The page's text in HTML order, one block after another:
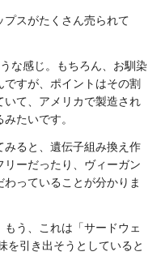
スがたくさん売られて
な感じ。もちろん、お馴染
すが、ポイントはその割
て、アメリカで製造され
たいです。
みると、遺伝子組み換え作
ーだったり、ヴィーガン
っていることが分かりま
う、これは「サードウェ
を引き出そうとしていると